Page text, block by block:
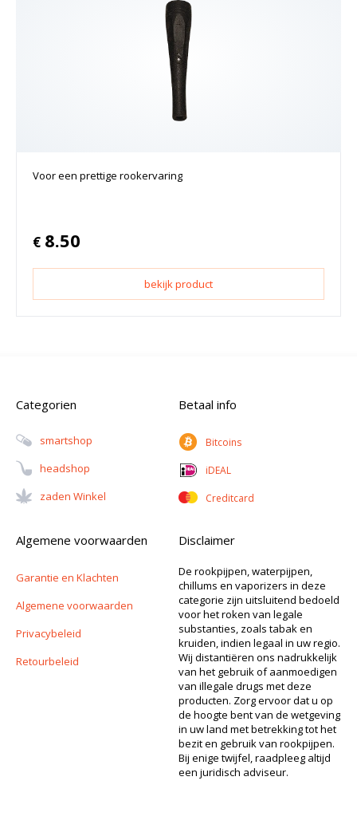
Voor een prettige rookervaring
€ 8.50
bekijk product
Categorien
Smartshop
Headshop
Zaden Winkel
Betaal info
Bitcoins
iDEAL
Creditcard
Algemene voorwaarden
Garantie en Klachten
Algemene voorwaarden
Privacybeleid
Retourbeleid
Disclaimer
De rookpijpen, waterpijpen,
chillums en vaporizers in deze
categorie zijn uitsluitend bedoeld
voor het roken van legale
substanties, zoals tabak en
kruiden, indien legaal in uw regio.
Wij distantiëren ons nadrukkelijk
van het gebruik of aanmoedigen
van illegale drugs met deze
producten. Zorg ervoor dat u op
de hoogte bent van de wetgeving
in uw land met betrekking tot het
bezit en gebruik van rookpijpen.
Bij enige twijfel, raadpleeg altijd
een juridisch adviseur.